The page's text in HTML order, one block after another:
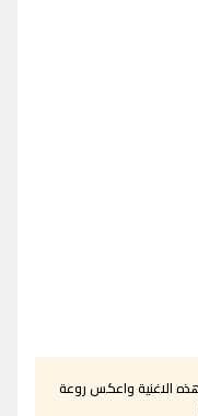
الاغنية واعكس روعة